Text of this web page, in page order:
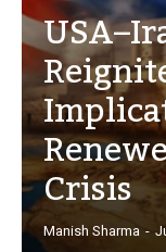
Crisis
Manish Sharma -